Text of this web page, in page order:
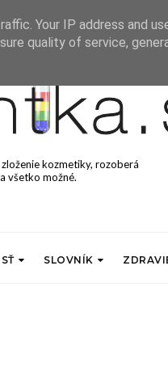
kozmetiky, rozoberá
všetko možné.
SLOVNÍK
Your IP address and
quality of service,